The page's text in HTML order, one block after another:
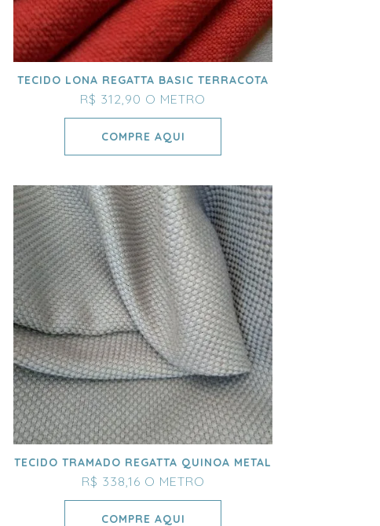
TECIDO LONA REGATTA BASIC TERRACOTA
R$ 312,90 O METRO
COMPRE AQUI
TECIDO TRAMADO REGATTA QUINOA METAL
R$ 338,16 O METRO
COMPRE AQUI